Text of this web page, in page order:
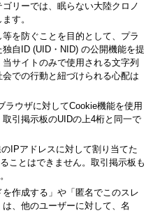
リーでは、眠らない大陸クロノ
す。
を防ぐことを目的として、プラ
自ID (UID・NID) の公開機能を提
サイトのみで使用される文字列
での行動と紐づけられる心配は
ラウザに対してCookie機能を使用
引掲示板のUIDの上4桁と同一で
IPアドレスに対して割り当てた
ことはできません。取引掲示板も
作成する」や「匿名でこのスレ
、他のユーザーに対して、名